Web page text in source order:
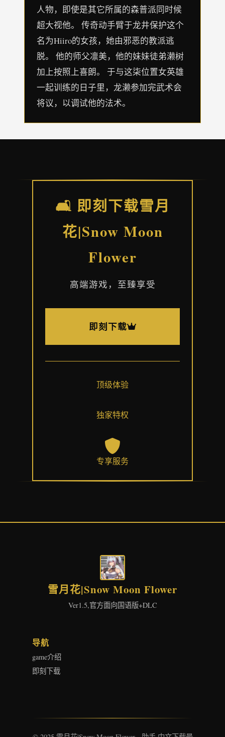
人物，即使是其它所属的森普派同时候
超大视他。 传奇动手臂于龙井保护这个
名为Hiiro的女孩，她由邪恶的教派逃
脱。 他的师父凛美，他的妹妹徒弟濑树
加上按照上喜朗。 于与这柒位置女英雄
一起训练的日子里，龙濑参加完武术会
将议，以调试他的法术。
🛋️ 即刻下载雪月
花|Snow Moon
Flower
高端游戏，至臻享受
即刻下载
顶级体验
独家特权
专享服务
雪月花|Snow Moon Flower
Ver1.5,官方面向国语版+DLC
导航
game介绍
即刻下载